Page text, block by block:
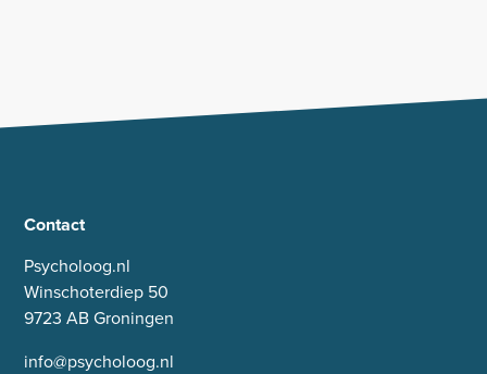
Contact
Psycholoog.nl
Winschoterdiep 50
9723 AB Groningen
info@psycholoog.nl